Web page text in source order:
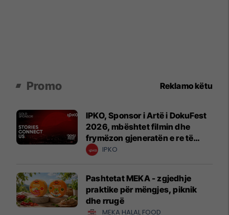
Promo Reklamo këtu
IPKO, Sponsor i Artë i DokuFest
2026, mbështet filmin dhe
frymëzon gjeneratën e re të
krijuesve
IPKO
Pashtetat MEKA - zgjedhje
praktike për mëngjes, piknik
dhe rrugë
MEKA HALAL FOOD